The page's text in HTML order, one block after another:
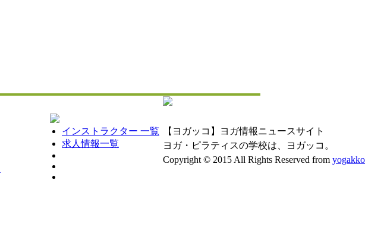
インストラクター 一覧
求人情報一覧
【ヨガッコ】ヨガ情報ニュースサイト
ヨガ・ピラティスの学校は、ヨガッコ。
Copyright © 2015 All Rights Reserved from yogakko